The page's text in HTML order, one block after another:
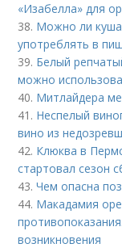
«Изабелла» для
38. Можно ли
употреблять в
39. Белый
можно
40. Митлайдера
41. Неспелый
вино из
42. Клюква в
стартовал сезон
43.Чем опасна
44. Макадамия
возникновения